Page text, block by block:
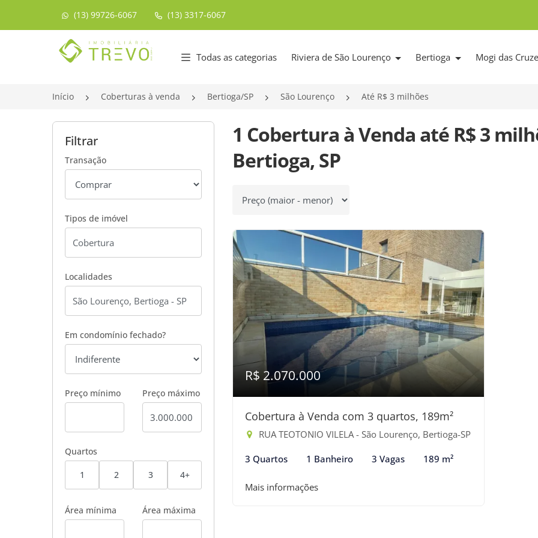
(13) 99726-6067 (13) 3317-6067
Página inicial
Todas as categorias Riviera de São Lourenço Bertioga Mogi das
Início Coberturas à venda Bertioga/SP São Lourenço Até R$ 3 milhões
Filtrar
Transação
Tipos de imóvel
Localidades
Em condomínio fechado?
Preço mínimo Preço máximo
Quartos
1 2 3 4+
Área mínima Área máxima
1 Cobertura à Venda até R$ 3
Bertioga, SP
Ordenar por
R$ 2.070.000
Cobertura à Venda com 3 quartos, 189m²
RUA TEOTONIO VILELA - São Lourenço, Bertioga-SP
3 Quartos 1 Banheiro 3 Vagas 189 m²
Mais informações